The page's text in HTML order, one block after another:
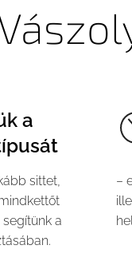
a
sittet,
a
–